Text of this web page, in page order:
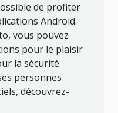
de profiter
Android.
vous pouvez
pour le plaisir
la sécurité.
personnes
découvrez-